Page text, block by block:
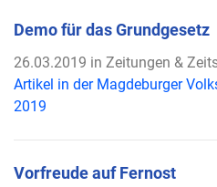
Demo für das Grundgesetz
26.03.2019 in Zeitungen &
Artikel in der Magdeburger
2019
Vorfreude auf Fernost